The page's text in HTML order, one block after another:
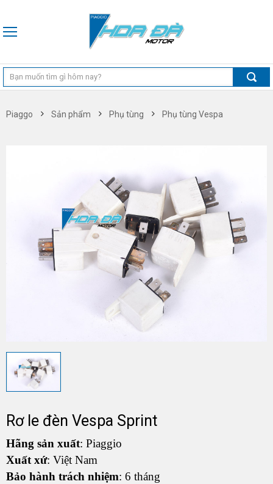
Piaggo Sản phẩm Phụ tùng
Phụ tùng Vespa
Rơ le đèn Vespa Sprint
Hãng sản xuất: Piaggio
Xuất xứ: Việt Nam
Bảo hành trách nhiệm: 6 tháng